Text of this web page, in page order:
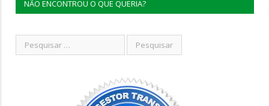
NÃO ENCONTROU O QUE QUERIA?